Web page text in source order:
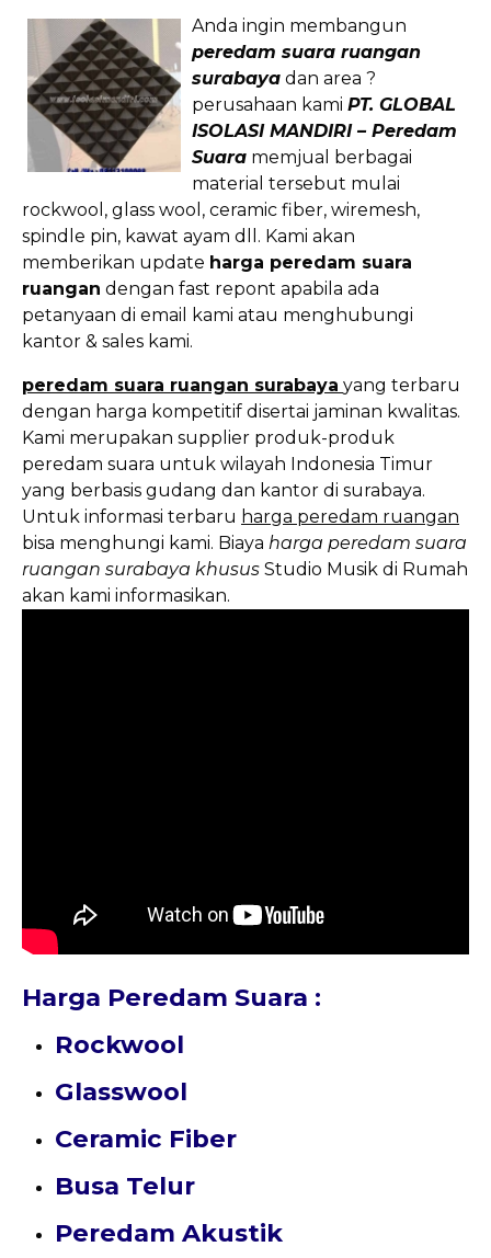
Anda ingin membangun
peredam suara ruangan
surabaya dan area ?
perusahaan kami PT. GLOBAL
ISOLASI MANDIRI – Peredam
Suara memjual berbagai
material tersebut mulai
rockwool, glass wool, ceramic fiber, wiremesh,
spindle pin, kawat ayam dll. Kami akan
memberikan update harga peredam suara
ruangan dengan fast repont apabila ada
petanyaan di email kami atau menghubungi
kantor & sales kami.
peredam suara ruangan surabaya yang terbaru
dengan harga kompetitif disertai jaminan kwalitas.
Kami merupakan supplier produk-produk
peredam suara untuk wilayah Indonesia Timur
yang berbasis gudang dan kantor di surabaya.
Untuk informasi terbaru harga peredam ruangan
bisa menghungi kami. Biaya harga peredam suara
ruangan surabaya khusus Studio Musik di Rumah
akan kami informasikan.
Harga Peredam Suara :
Rockwool
Glasswool
Ceramic Fiber
Busa Telur
Peredam Akustik